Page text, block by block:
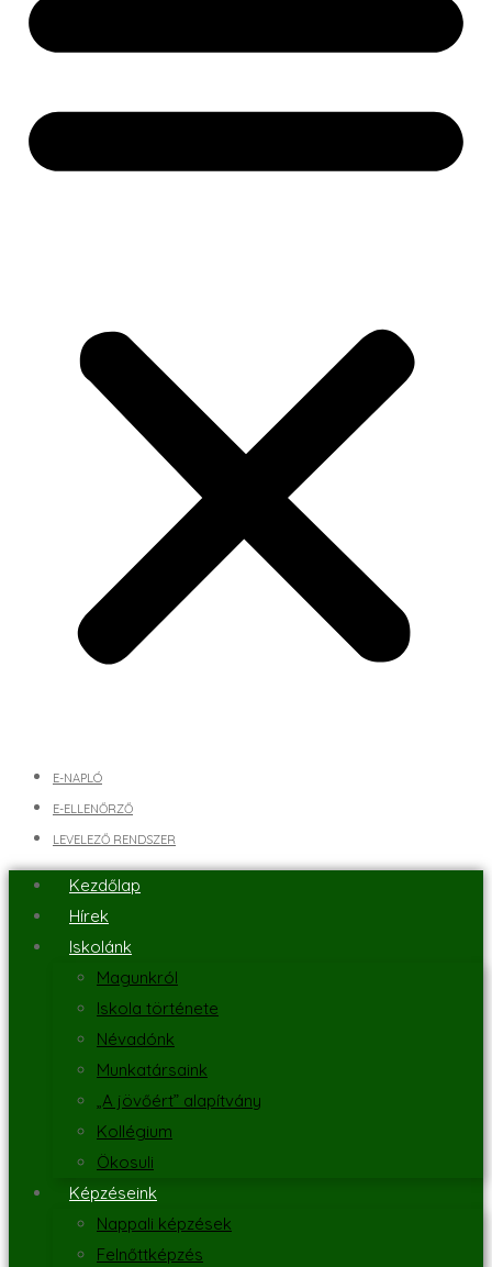
E-NAPLÓ
E-ELLENŐRZŐ
LEVELEZŐ RENDSZER
Kezdőlap
Hírek
Iskolánk
Magunkról
Iskola története
Névadónk
Munkatársaink
„A jövőért” alapítvány
Kollégium
Ökosuli
Képzéseink
Nappali képzések
Felnőttképzés